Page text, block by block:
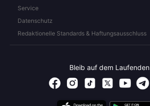
Service
Datenschutz
Redaktionelle Standards & Haftungsausschluss
Bleib auf dem Laufenden